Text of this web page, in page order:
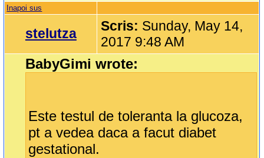
Inapoi sus
stelutza Scris: Sunday, May 14,
2017 9:48 AM
BabyGimi wrote:
Este testul de toleranta la glucoza,
pt a vedea daca a facut diabet
gestational.